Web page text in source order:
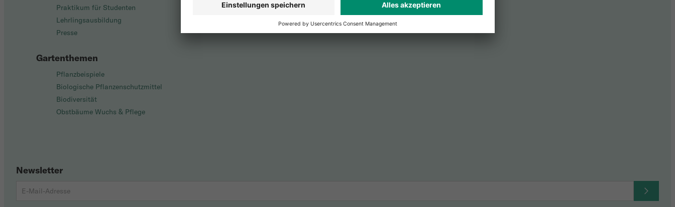
Praktikum für Studenten
Lehrlingsausbildung
Presse
Gartenthemen
Pflanzbeispiele
Biologische Pflanzenschutzmittel
Biodiversität
Obstbäume Wuchs & Pflege
Newsletter